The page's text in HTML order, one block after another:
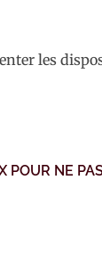
les
POUR NE